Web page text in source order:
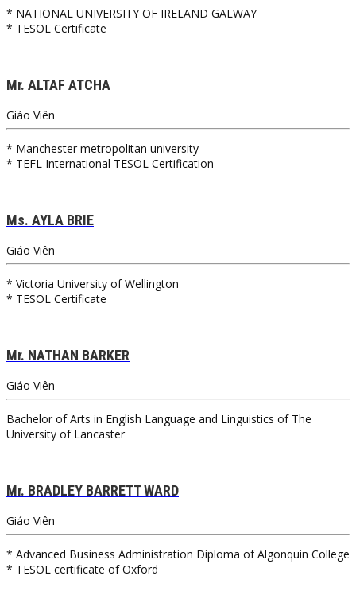
* NATIONAL UNIVERSITY OF IRELAND GALWAY
* TESOL Certificate
Mr. ALTAF ATCHA
Giáo Viên
* Manchester metropolitan university
* TEFL International TESOL Certification
Ms. AYLA BRIE
Giáo Viên
* Victoria University of Wellington
* TESOL Certificate
Mr. NATHAN BARKER
Giáo Viên
Bachelor of Arts in English Language and Linguistics of The
University of Lancaster
Mr. BRADLEY BARRETT WARD
Giáo Viên
* Advanced Business Administration Diploma of Algonquin College
* TESOL certificate of Oxford